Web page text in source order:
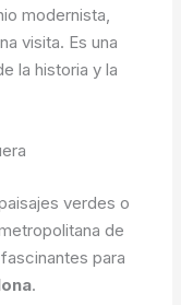
modernista,
visita. Es una
la historia y la
verdes o
de
para
.